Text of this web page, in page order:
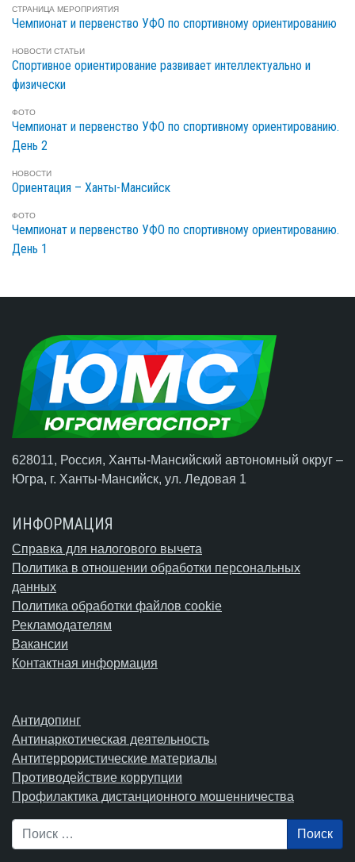
СТРАНИЦА МЕРОПРИЯТИЯ
Чемпионат и первенство УФО по спортивному ориентированию
НОВОСТИ СТАТЬИ
Спортивное ориентирование развивает интеллектуально и
физически
ФОТО
Чемпионат и первенство УФО по спортивному ориентированию.
День 2
НОВОСТИ
Ориентация – Ханты-Мансийск
ФОТО
Чемпионат и первенство УФО по спортивному ориентированию.
День 1
628011, Россия, Ханты-Мансийский автономный округ –
Югра, г. Ханты-Мансийск, ул. Ледовая 1
ИНФОРМАЦИЯ
Справка для налогового вычета
Политика в отношении обработки персональных
данных
Политика обработки файлов cookie
Рекламодателям
Вакансии
Контактная информация
Антидопинг
Антинаркотическая деятельность
Антитеррористические материалы
Противодействие коррупции
Профилактика дистанционного мошенничества
Поиск